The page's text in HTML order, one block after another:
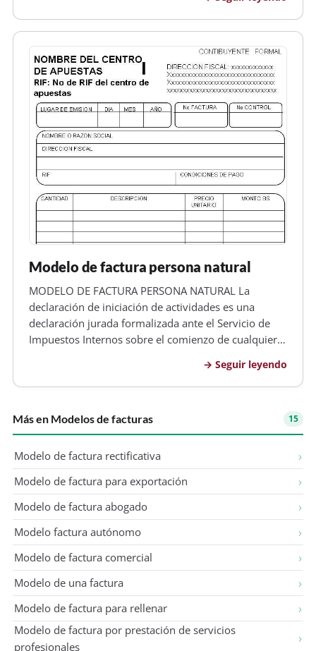
comprador como el vendedor son empresarios o
profesionales a efectos del corresp…
Modelo de factura persona natural
MODELO DE FACTURA PERSONA NATURAL La
declaración de iniciación de actividades es una
declaración jurada formalizada ante el Servicio de
Impuestos Internos sobre el comienzo de cualquier
rentas gravadas en la primera o segunda categoría
de la Ley de la Renta. Puede co…
Seguir leyendo
Más en Modelos de facturas 15
Modelo de factura rectificativa
Modelo de factura para exportación
Modelo de factura abogado
Modelo factura autónomo
Modelo de factura comercial
Modelo de una factura
Modelo de factura para rellenar
Modelo de factura por prestación de servicios
profesionales